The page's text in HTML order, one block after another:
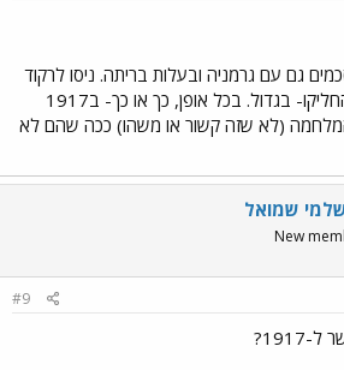
גם עם גרמניה ובעלות בריתה. ניסו לרקוד
בשתי חתונות, והחליקו- בגדול. בכל אופן, כך או כך- ב1917
(לא שזה קשור או משהו) ככה שהם לא
שמואל
New
#9